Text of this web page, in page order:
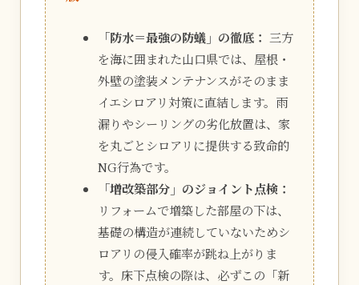
「防水＝最強の防蟻」の徹底： 三方
を海に囲まれた山口県では、屋根・
外壁の塗装メンテナンスがそのまま
イエシロアリ対策に直結します。雨
漏りやシーリングの劣化放置は、家
を丸ごとシロアリに提供する致命的
NG行為です。
「増改築部分」のジョイント点検：
リフォームで増築した部屋の下は、
基礎の構造が連続していないためシ
ロアリの侵入確率が跳ね上がりま
す。床下点検の際は、必ずこの「新